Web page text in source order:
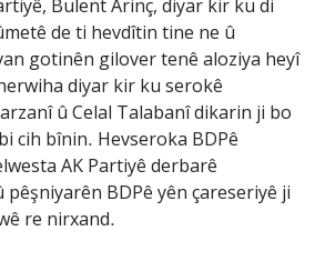
Bulent Arinç, diyar kir ku di
de ti hevdîtin tine ne û
gotinên gilover tenê aloziya heyî
diyar kir ku serokê
û Celal Talabanî dikarin ji bo
cih bînin. Hevseroka BDPê
AK Partiyê derbarê
BDPê yên çareseriyê ji
re nirxand.